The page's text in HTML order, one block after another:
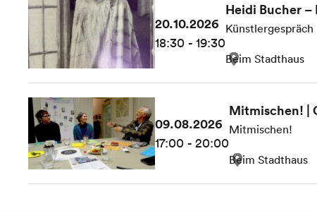
20.10.2026
18:30 - 19:30
Heidi Bucher
Künstlergespräch
Beim Stadthaus
09.08.2026
17:00 - 20:00
Mitmischen! |
Mitmischen!
Beim Stadthaus